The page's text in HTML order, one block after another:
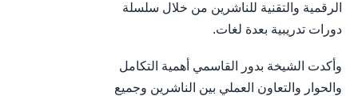
الرقمية والتقنية للناشرين من خلال سلسلة
دورات تدريبية بعدة لغات.
وأكدت الشيخة بدور القاسمي أهمية التكامل
والحوار والتعاون العملي بين الناشرين وجميع